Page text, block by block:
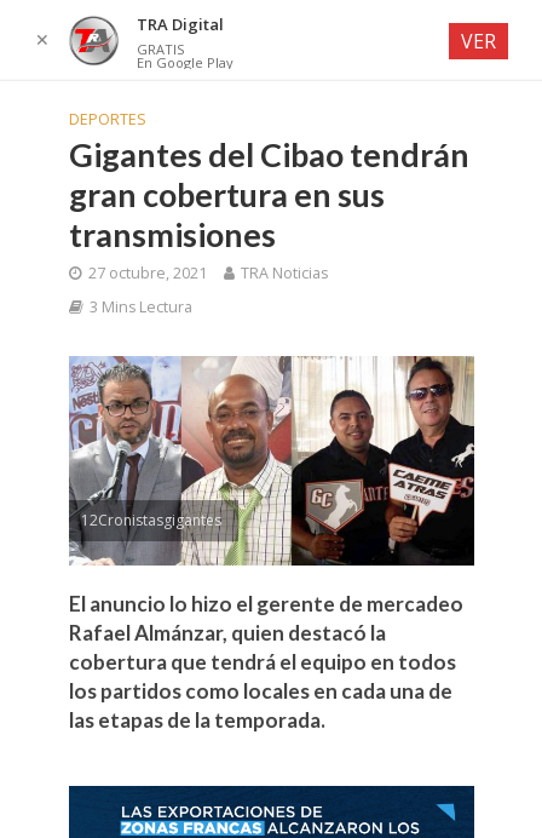
DEPORTES
Gigantes del Cibao tendrán
gran cobertura en sus
transmisiones
27 octubre, 2021
TRA Noticias
3 Mins Lectura
12Cronistasgigantes
El anuncio lo hizo el gerente de mercadeo
Rafael Almánzar, quien destacó la
cobertura que tendrá el equipo en todos
los partidos como locales en cada una de
las etapas de la temporada.
✕
TRA Digital
GRATIS
En Google Play
VER